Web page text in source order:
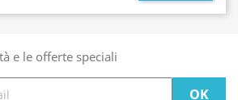
e le offerte speciali